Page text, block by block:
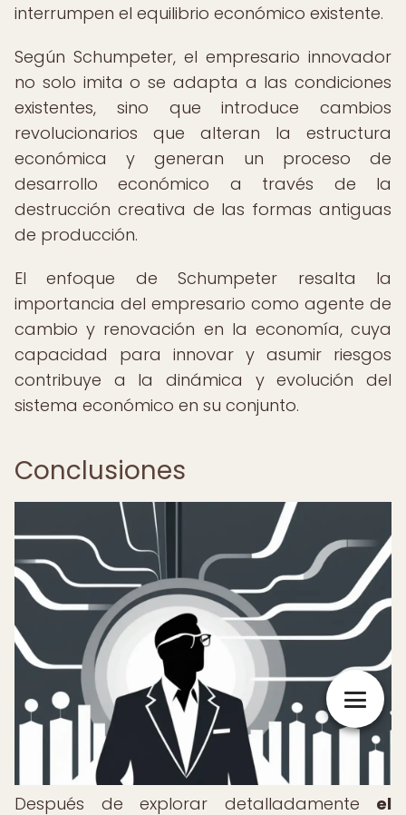
interrumpen el equilibrio económico existente.
Según Schumpeter, el empresario innovador
no solo imita o se adapta a las condiciones
existentes, sino que introduce cambios
revolucionarios que alteran la estructura
económica y generan un proceso de
desarrollo económico a través de la
destrucción creativa de las formas antiguas
de producción.
El enfoque de Schumpeter resalta la
importancia del empresario como agente de
cambio y renovación en la economía, cuya
capacidad para innovar y asumir riesgos
contribuye a la dinámica y evolución del
sistema económico en su conjunto.
Conclusiones
Después de explorar detalladamente el